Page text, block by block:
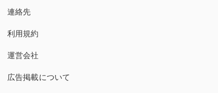
連絡先
利用規約
運営会社
広告掲載について